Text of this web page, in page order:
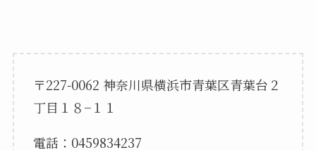
〒227-0062 神奈川県横浜市青葉区青葉台２
丁目１８−１１
電話：0459834237